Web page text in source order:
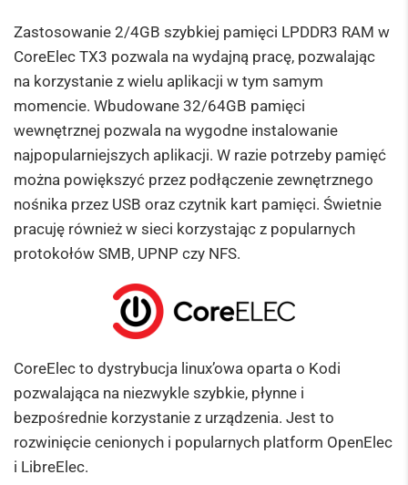
Zastosowanie 2/4GB szybkiej pamięci LPDDR3 RAM w
CoreElec TX3 pozwala na wydajną pracę, pozwalając
na korzystanie z wielu aplikacji w tym samym
momencie. Wbudowane 32/64GB pamięci
wewnętrznej pozwala na wygodne instalowanie
najpopularniejszych aplikacji. W razie potrzeby pamięć
można powiększyć przez podłączenie zewnętrznego
nośnika przez USB oraz czytnik kart pamięci. Świetnie
pracuję również w sieci korzystając z popularnych
protokołów SMB, UPNP czy NFS.
CoreElec to dystrybucja linux’owa oparta o Kodi
pozwalająca na niezwykle szybkie, płynne i
bezpośrednie korzystanie z urządzenia. Jest to
rozwinięcie cenionych i popularnych platform OpenElec
i LibreElec.